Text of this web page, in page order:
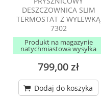
DESZCZOWNICA SLIM
TERMOSTAT Z WYLEWKĄ
7302
Produkt na magazynie
natychmiastowa wysyłka
799,00 zł
Dodaj do koszyka